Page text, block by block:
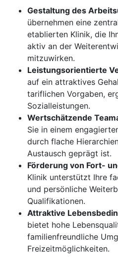
Gestaltung des
übernehmen eine
etablierten Klinik, die
aktiv an der
mitzuwirken.
Leistungsorientierte
auf ein attraktives
tariflichen Vorgaben,
Sozialleistungen.
Wertschätzende
Sie in einem
durch flache
Austausch geprägt ist.
Förderung von Fort-
Klinik unterstützt Ihre
und persönliche
Qualifikationen.
Attraktive
bietet hohe
familienfreundliche
Freizeitmöglichkeiten.